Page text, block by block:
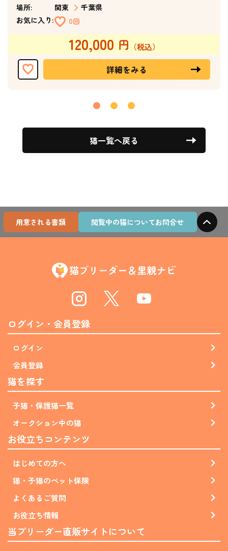
場所:
関東
千葉県
お気に入り:
0回
120,000
詳細をみる
猫一覧へ戻る
用意される書類 閲覧中の猫についてお問合せ
Instagram Twitter Youtube
ログイン・会員登録
ログイン
会員登録
猫を探す
子猫・保護猫一覧
オークション中の猫
お役立ちコンテンツ
はじめての方へ
猫・子猫のペット保険
よくあるご質問
お役立ち情報
当ブリーダー直販サイトについて